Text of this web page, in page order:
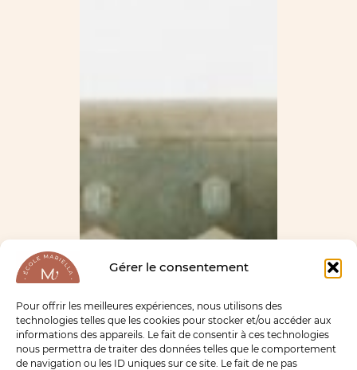
Gérer le consentement
Pour offrir les meilleures expériences, nous utilisons des
technologies telles que les cookies pour stocker et/ou accéder aux
informations des appareils. Le fait de consentir à ces technologies
nous permettra de traiter des données telles que le comportement
de navigation ou les ID uniques sur ce site. Le fait de ne pas